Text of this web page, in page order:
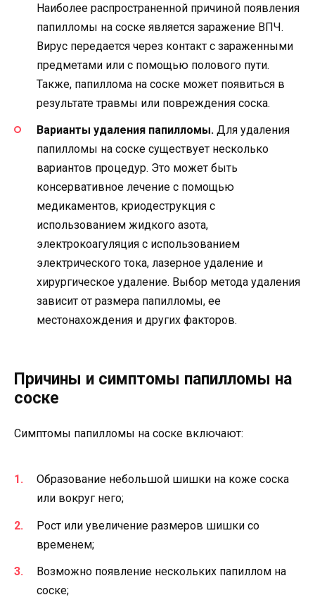
Наиболее распространенной причиной появления
папилломы на соске является заражение ВПЧ.
Вирус передается через контакт с зараженными
предметами или с помощью полового пути.
Также, папиллома на соске может появиться в
результате травмы или повреждения соска.
Варианты удаления папилломы. Для удаления
папилломы на соске существует несколько
вариантов процедур. Это может быть
консервативное лечение с помощью
медикаментов, криодеструкция с
использованием жидкого азота,
электрокоагуляция с использованием
электрического тока, лазерное удаление и
хирургическое удаление. Выбор метода удаления
зависит от размера папилломы, ее
местонахождения и других факторов.
Причины и симптомы папилломы на
соске
Симптомы папилломы на соске включают:
Образование небольшой шишки на коже соска
или вокруг него;
Рост или увеличение размеров шишки со
временем;
Возможно появление нескольких папиллом на
соске;